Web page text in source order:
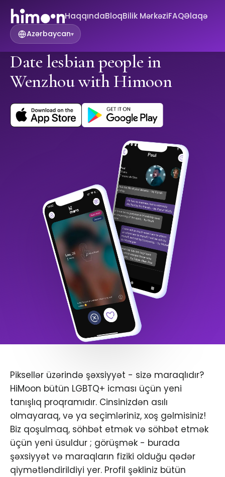
HaqqındaBloqBilik MərkəziFAQƏlaqə
Azərbaycan▾
Date lesbian people in
Wenzhou with Himoon
Piksellər üzərində şəxsiyyət - sizə maraqlıdır?
HiMoon bütün LGBTQ+ icması üçün yeni
tanışlıq proqramıdır. Cinsinizdən asılı
olmayaraq, və ya seçimləriniz, xoş gəlmisiniz!
Biz qoşulmaq, söhbət etmək və söhbət etmək
üçün yeni üsuldur ; görüşmək - burada
şəxsiyyət və maraqların fiziki olduğu qədər
qiymətləndirildiyi yer. Profil şəkliniz bütün